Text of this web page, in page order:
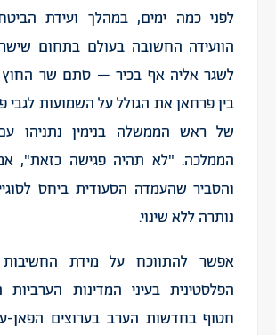
לפני כמה ימים, במהלך ועידת
הוועידה החשובה בעולם בתחום
לשגר אליה אף בכיר – סתם שר החוץ
בין פרחאן את הגולל על השמועות לגבי
של ראש הממשלה בנימין נתניהו
הממלכה. "לא תהיה פגישה כזאת",
והסביר שהעמדה הסעודית ביחס
נותרה ללא שינוי.
אפשר להתווכח על מידת החשיבות
הפלסטינית בעיני המדינות הערביות
חטוף בחדשות הערב בערוצים הפאן-